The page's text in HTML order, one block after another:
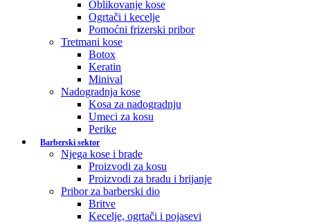
Oblikovanje kose
Ogrtači i kecelje
Pomoćni frizerski pribor
Tretmani kose
Botox
Keratin
Minival
Nadogradnja kose
Kosa za nadogradnju
Umeci za kosu
Perike
Barberski sektor
Njega kose i brade
Proizvodi za kosu
Proizvodi za bradu i brijanje
Pribor za barberski dio
Britve
Kecelje, ogrtači i pojasevi